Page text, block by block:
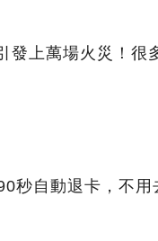
發上萬場火災！很
秒自動退卡，不用